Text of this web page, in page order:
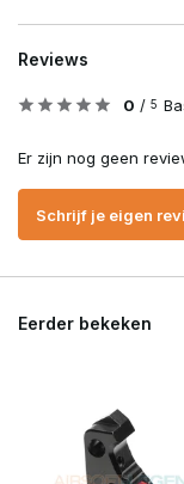
Reviews
0 / 5
Er zijn nog geen
Schrijf je eigen
Eerder bekeken